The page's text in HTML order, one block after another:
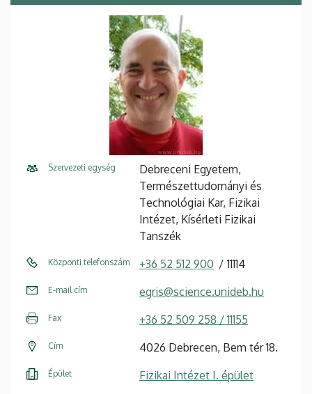
Szervezeti egység
Debreceni Egyetem,
Természettudományi és
Technológiai Kar, Fizikai
Intézet, Kísérleti Fizikai
Tanszék
Központi telefonszám +36 52 512 900 11114
E-mail cím egris@science.unideb.hu
Fax +36 52 509 258 / 11155
Cím 4026 Debrecen, Bem tér 18.
Épület Fizikai Intézet I. épület